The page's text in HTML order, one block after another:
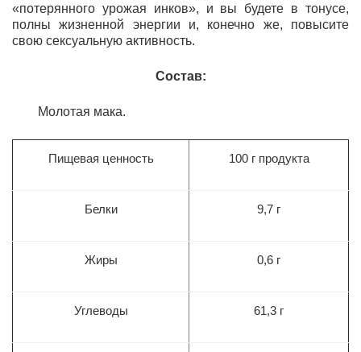
«потерянного урожая инков», и вы будете в тонусе,
полны жизненной энергии и, конечно же, повысите
свою сексуальную активность.
Состав:
Молотая мака.
Пищевая ценность 100 г продукта
Белки 9,7 г
Жиры 0,6 г
Углеводы 61,3 г